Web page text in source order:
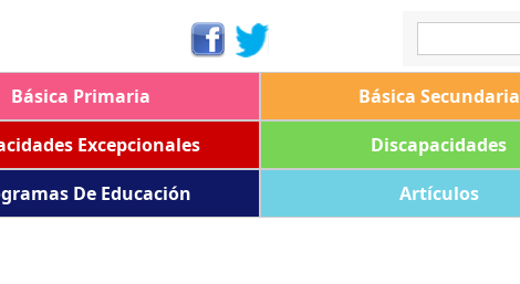
Básica Primaria Básica Secundaria
Excepcionales Discapacidades
De Educación Artículos